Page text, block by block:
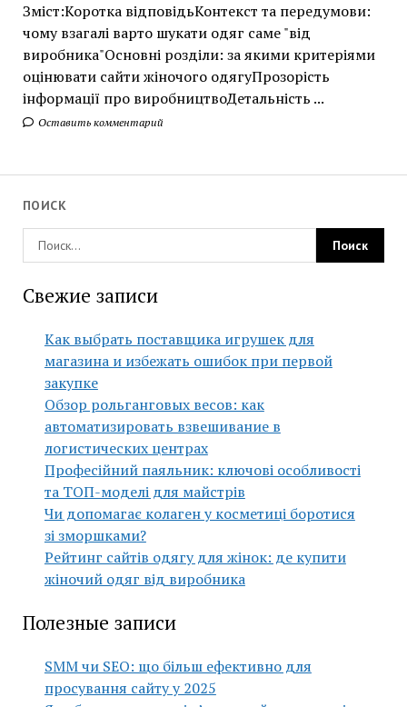
Зміст:Коротка відповідьКонтекст та передумови:
чому взагалі варто шукати одяг саме "від
виробника"Основні розділи: за якими критеріями
оцінювати сайти жіночого одягуПрозорість
інформації про виробництвоДетальність ...
Оставить комментарий
ПОИСК
Свежие записи
Как выбрать поставщика игрушек для
магазина и избежать ошибок при первой
закупке
Обзор рольганговых весов: как
автоматизировать взвешивание в
логистических центрах
Професійний паяльник: ключові особливості
та ТОП-моделі для майстрів
Чи допомагає колаген у косметиці боротися
зі зморшками?
Рейтинг сайтів одягу для жінок: де купити
жіночий одяг від виробника
Полезные записи
SMM чи SEO: що більш ефективно для
просування сайту у 2025